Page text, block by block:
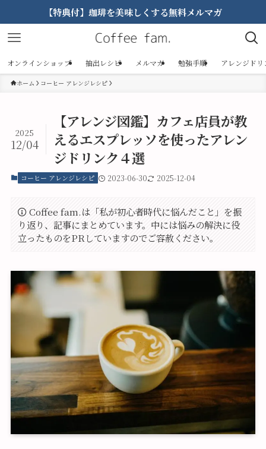
【特典付】珈琲を美味しくする無料メルマガ
オンラインショップ 抽出レシピ メルマガ 勉強手順 アレンジドリ
ホーム コーヒー アレンジレシピ
【アレンジ図鑑】カフェ店員が教
えるエスプレッソを使ったアレン
ジドリンク４選
2025
12/04
コーヒー アレンジレシピ 2023-06-30 2025-12-04
Coffee fam.は「私が初心者時代に悩んだこと」を振
り返り、記事にまとめています。中には悩みの解決に役
立ったものをPRしていますのでご容赦ください。